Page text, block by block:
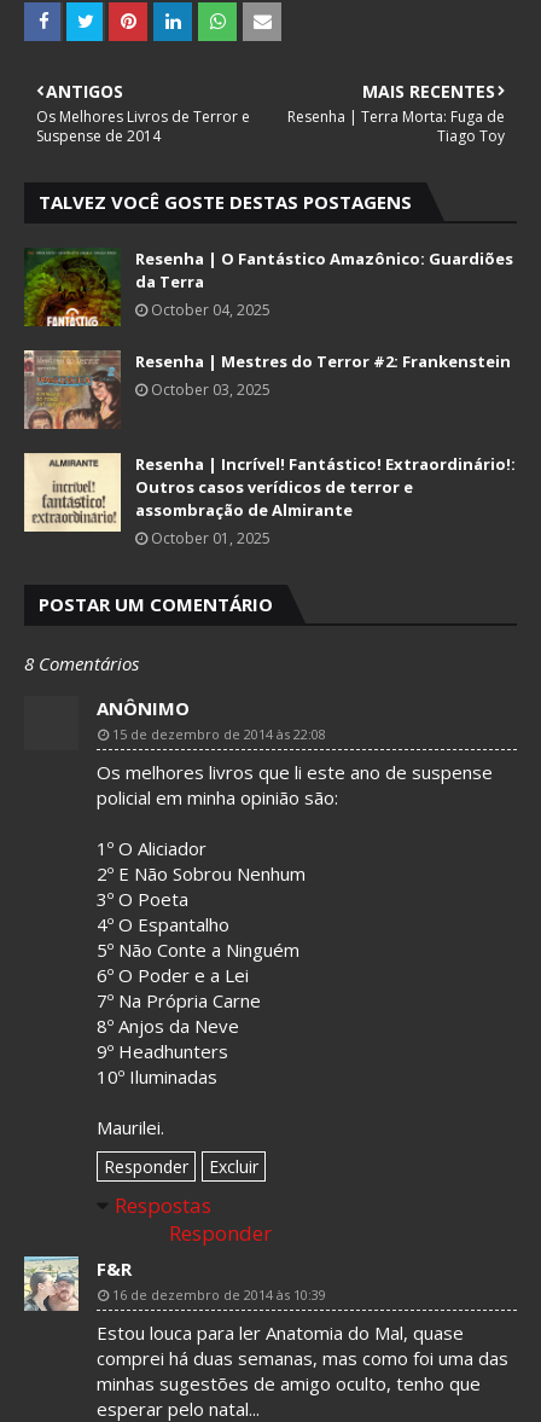
MAIS RECENTES
Resenha | Terra Morta: Fuga de
Tiago Toy
ANTIGOS
Os Melhores Livros de Terror e
Suspense de 2014
TALVEZ VOCÊ GOSTE DESTAS POSTAGENS
Resenha | O Fantástico Amazônico: Guardiões
da Terra
October 04, 2025
Resenha | Mestres do Terror #2: Frankenstein
October 03, 2025
Resenha | Incrível! Fantástico! Extraordinário!:
Outros casos verídicos de terror e
assombração de Almirante
October 01, 2025
POSTAR UM COMENTÁRIO
8 Comentários
ANÔNIMO
15 de dezembro de 2014 às 22:08
Os melhores livros que li este ano de suspense
policial em minha opinião são:
1º O Aliciador
2º E Não Sobrou Nenhum
3º O Poeta
4º O Espantalho
5º Não Conte a Ninguém
6º O Poder e a Lei
7º Na Própria Carne
8º Anjos da Neve
9º Headhunters
10º Iluminadas
Maurilei.
Responder Excluir
Respostas
Responder
F&R
16 de dezembro de 2014 às 10:39
Estou louca para ler Anatomia do Mal, quase
comprei há duas semanas, mas como foi uma das
minhas sugestões de amigo oculto, tenho que
esperar pelo natal...